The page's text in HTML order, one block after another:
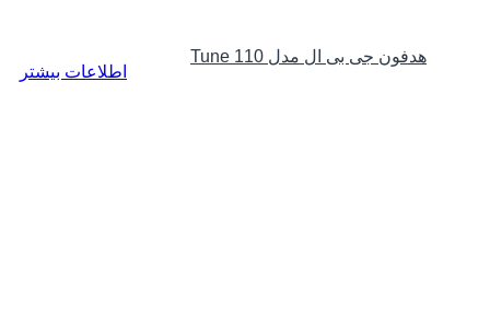
هدفون جی بی ال مدل Tune 110
اطلاعات بیشتر